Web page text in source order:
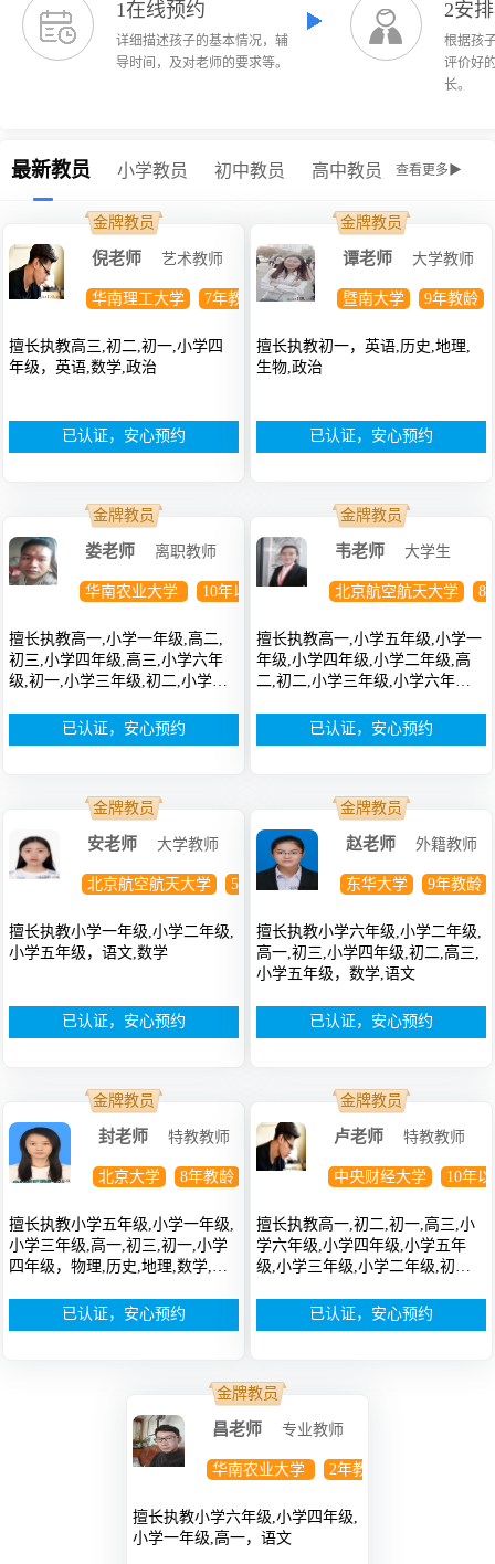
1在线预约
详细描述孩子的基本情况，辅
导时间，及对老师的要求等。
2安
根据孩
评价好
长。
最新教员 小学教员 初中教员 高中教员 查看更多▶
金牌教员
倪老师 艺术教师
华南理工大学 7年教龄 硕士
擅长执教高三,初二,初一,小学四
年级，英语,数学,政治
已认证，安心预约
金牌教员
谭老师 大学教师
暨南大学 9年教龄
擅长执教初一，英语,历史,地理,
生物,政治
已认证，安心预约
金牌教员
娄老师 离职教师
华南农业大学 10年以上教龄 博士
擅长执教高一,小学一年级,高二,
初三,小学四年级,高三,小学六年
级,初一,小学三年级,初二,小学五
已认证，安心预约
金牌教员
韦老师 大学生
北京航空航天大学 8
擅长执教高一,小学五年级,小学一
年级,小学四年级,小学二年级,高
二,初二,小学三年级,小学六年
已认证，安心预约
金牌教员
安老师 大学教师
北京航空航天大学 5年教龄
擅长执教小学一年级,小学二年级,
小学五年级，语文,数学
已认证，安心预约
金牌教员
赵老师 外籍教师
东华大学 9年教龄
擅长执教小学六年级,小学二年级,
高一,初三,小学四年级,初二,高三,
小学五年级，数学,语文
已认证，安心预约
金牌教员
封老师 特教教师
北京大学 8年教龄
擅长执教小学五年级,小学一年级,
小学三年级,高一,初三,初一,小学
四年级，物理,历史,地理,数学,政
已认证，安心预约
金牌教员
卢老师 特教教师
中央财经大学 10年
擅长执教高一,初二,初一,高三,小
学六年级,小学四年级,小学五年
级,小学三年级,小学二年级,初
已认证，安心预约
金牌教员
昌老师 专业教师
华南农业大学 2年教龄
擅长执教小学六年级,小学四年级,
小学一年级,高一，语文